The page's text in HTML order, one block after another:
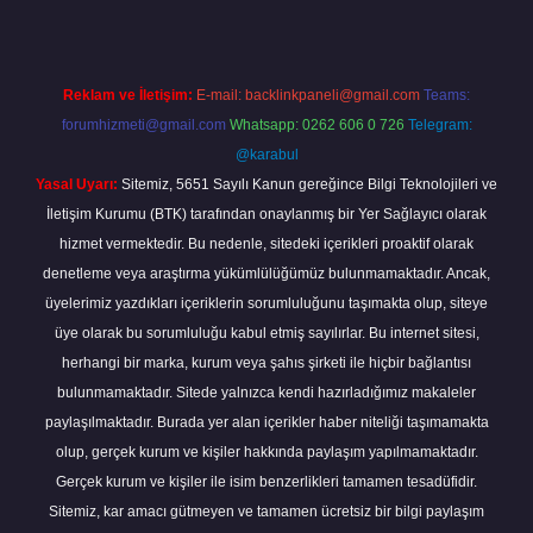
Reklam ve İletişim: E-mail: backlinkpaneli@gmail.com Teams:
forumhizmeti@gmail.com Whatsapp: 0262 606 0 726 Telegram:
@karabul
Yasal Uyarı: Sitemiz, 5651 Sayılı Kanun gereğince Bilgi Teknolojileri ve
İletişim Kurumu (BTK) tarafından onaylanmış bir Yer Sağlayıcı olarak
hizmet vermektedir. Bu nedenle, sitedeki içerikleri proaktif olarak
denetleme veya araştırma yükümlülüğümüz bulunmamaktadır. Ancak,
üyelerimiz yazdıkları içeriklerin sorumluluğunu taşımakta olup, siteye
üye olarak bu sorumluluğu kabul etmiş sayılırlar. Bu internet sitesi,
herhangi bir marka, kurum veya şahıs şirketi ile hiçbir bağlantısı
bulunmamaktadır. Sitede yalnızca kendi hazırladığımız makaleler
paylaşılmaktadır. Burada yer alan içerikler haber niteliği taşımamakta
olup, gerçek kurum ve kişiler hakkında paylaşım yapılmamaktadır.
Gerçek kurum ve kişiler ile isim benzerlikleri tamamen tesadüfidir.
Sitemiz, kar amacı gütmeyen ve tamamen ücretsiz bir bilgi paylaşım